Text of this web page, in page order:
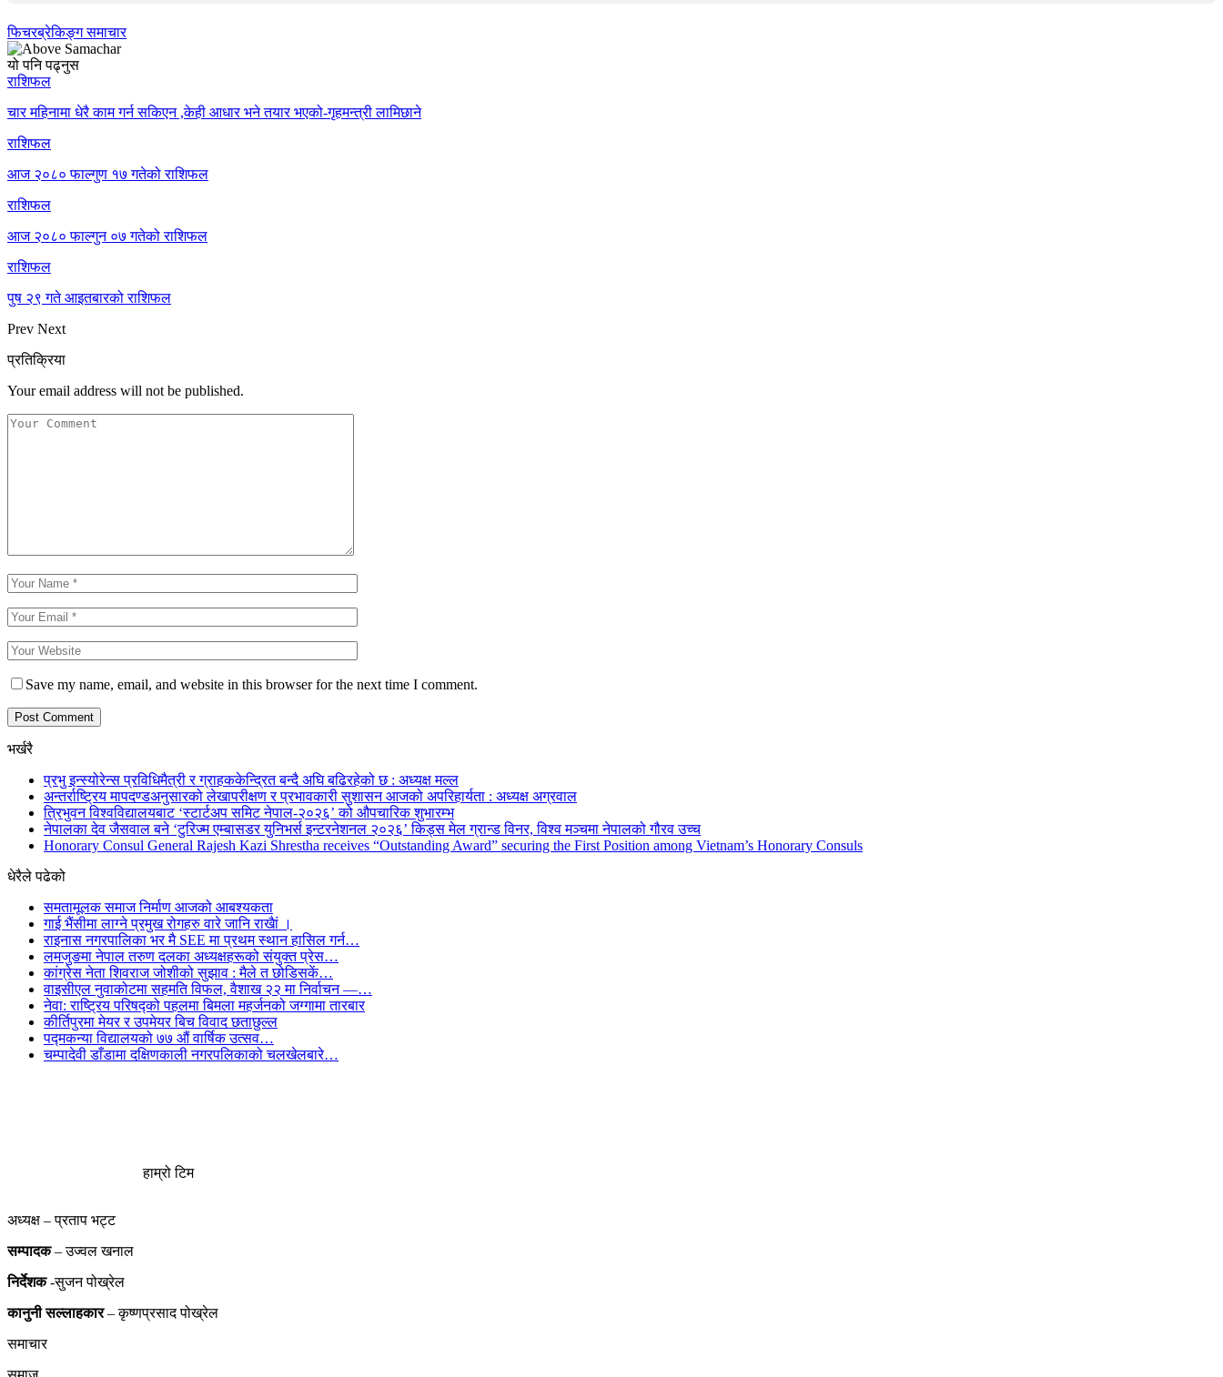
फिचरब्रेकिङ्ग समाचार
यो पनि पढ्नुस
राशिफल
चार महिनामा धेरै काम गर्न सकिएन ,केही आधार भने तयार भएको-गृहमन्त्री लामिछाने
राशिफल
आज २०८० फाल्गुण १७ गतेको राशिफल
राशिफल
आज २०८० फाल्गुन ०७ गतेको राशिफल
राशिफल
पुष २९ गते आइतबारको राशिफल
Prev Next
प्रतिक्रिया
Your email address will not be published.
Save my name, email, and website in this browser for the next time I comment.
भर्खरै
प्रभु इन्स्योरेन्स प्रविधिमैत्री र ग्राहककेन्द्रित बन्दै अघि बढिरहेको छ : अध्यक्ष मल्ल
अन्तर्राष्ट्रिय मापदण्डअनुसारको लेखापरीक्षण र प्रभावकारी सुशासन आजको अपरिहार्यता : अध्यक्ष अग्रवाल
त्रिभुवन विश्वविद्यालयबाट ‘स्टार्टअप समिट नेपाल-२०२६’ को औपचारिक शुभारम्भ
नेपालका देव जैसवाल बने ‘टुरिज्म एम्बासडर युनिभर्स इन्टरनेशनल २०२६’ किड्स मेल ग्रान्ड विनर, विश्व मञ्चमा नेपालको गौरव उच्च
Honorary Consul General Rajesh Kazi Shrestha receives “Outstanding Award” securing the First Position among Vietnam’s Honorary Consuls
धेरैले पढेको
समतामूलक समाज निर्माण आजको आबश्यकता
गाई भैंसीमा लाग्ने प्रमुख रोगहरु वारे जानि राखैां ।
राइनास नगरपालिका भर मै SEE मा प्रथम स्थान हासिल गर्न…
लमजुङमा नेपाल तरुण दलका अध्यक्षहरूको संयुक्त प्रेस…
कांग्रेस नेता शिवराज जोशीको सुझाव : मैले त छोडिसकें…
वाइसीएल नुवाकोटमा सहमति विफल, वैशाख २२ मा निर्वाचन —…
नेवा: राष्ट्रिय परिषद्को पहलमा बिमला महर्जनको जग्गामा तारबार
कीर्तिपुरमा मेयर र उपमेयर बिच विवाद छताछुल्ल
पद्मकन्या विद्यालयको ७७ औं ‌‌वार्षिक ‌उत्सव…
चम्पादेवी डाँडामा दक्षिणकाली नगरपलिकाको चलखेलबारे…
हाम्रो टिम
अध्यक्ष – प्रताप भट्ट
सम्पादक– उज्वल खनाल
निर्देशक-सुजन पोख्रेल
कानुनी सल्लाहकार– कृष्णप्रसाद पोख्रेल
समाचार